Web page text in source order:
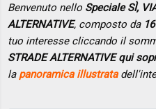
Benvenuto nello Speciale SÌ,
ALTERNATIVE, composto da
tuo interesse cliccando il
STRADE ALTERNATIVE qui
la panoramica illustrata